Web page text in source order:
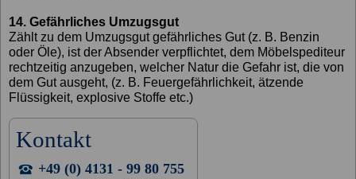
14. Gefährliches Umzugsgut
Zählt zu dem Umzugsgut gefährliches Gut (z. B. Benzin
oder Öle), ist der Absender verpflichtet, dem Möbelspediteur
rechtzeitig anzugeben, welcher Natur die Gefahr ist, die von
dem Gut ausgeht, (z. B. Feuergefährlichkeit, ätzende
Flüssigkeit, explosive Stoffe etc.)
Kontakt
+49 (0) 4131 - 99 80 755